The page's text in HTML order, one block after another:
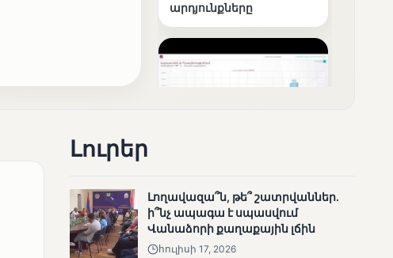
արդյունքները
Քվեարկության
նախնական
Լուրեր
Լողավազա՞ն, թե՞ շատրվաններ.
ի՞նչ ապագա է սպասվում
Վանաձորի քաղաքային լճին
հուլիսի 17, 2026